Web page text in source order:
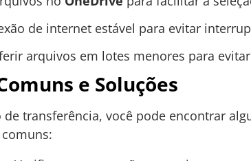
de internet estável para evitar
arquivos em lotes menores para
e Soluções
transferência, você pode encontrar